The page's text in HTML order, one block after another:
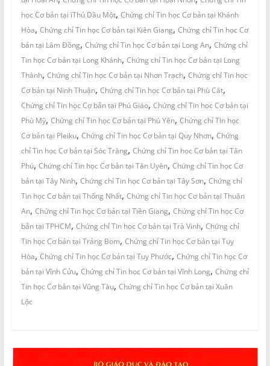
học Cơ bản tại ìThủ Dầu Một, Chứng chỉ Tin học Cơ bản tại Khánh
Hòa, Chứng chỉ Tin học Cơ bản tại Kiên Giang, Chứng chỉ Tin học Cơ
bản tại Lâm Đồng, Chứng chỉ Tin học Cơ bản tại Long An, Chứng chỉ
Tin học Cơ bản tại Long Khánh, Chứng chỉ Tin học Cơ bản tại Long
Thành, Chứng chỉ Tin học Cơ bản tại Nhơn Trạch, Chứng chỉ Tin học
Cơ bản tại Ninh Thuận, Chứng chỉ Tin học Cơ bản tại Phù Cát,
Chứng chỉ Tin học Cơ bản tại Phú Giáo, Chứng chỉ Tin học Cơ bản tại
Phù Mỹ, Chứng chỉ Tin học Cơ bản tại Phú Yên, Chứng chỉ Tin học
Cơ bản tại Pleiku, Chứng chỉ Tin học Cơ bản tại Quy Nhơn, Chứng
chỉ Tin học Cơ bản tại Sóc Trăng, Chứng chỉ Tin học Cơ bản tại Tân
Phú, Chứng chỉ Tin học Cơ bản tại Tân Uyên, Chứng chỉ Tin học Cơ
bản tại Tây Ninh, Chứng chỉ Tin học Cơ bản tại Tây Sơn, Chứng chỉ
Tin học Cơ bản tại Thống Nhất, Chứng chỉ Tin học Cơ bản tại Thuận
An, Chứng chỉ Tin học Cơ bản tại Tiền Giang, Chứng chỉ Tin học Cơ
bản tại TPHCM, Chứng chỉ Tin học Cơ bản tại Trà Vinh, Chứng chỉ
Tin học Cơ bản tại Trảng Bom, Chứng chỉ Tin học Cơ bản tại Tuy
Hòa, Chứng chỉ Tin học Cơ bản tại Tuy Phước, Chứng chỉ Tin học Cơ
bản tại Vĩnh Cửu, Chứng chỉ Tin học Cơ bản tại Vĩnh Long, Chứng chỉ
Tin học Cơ bản tại Vũng Tàu, Chứng chỉ Tin học Cơ bản tại Xuân
Lộc